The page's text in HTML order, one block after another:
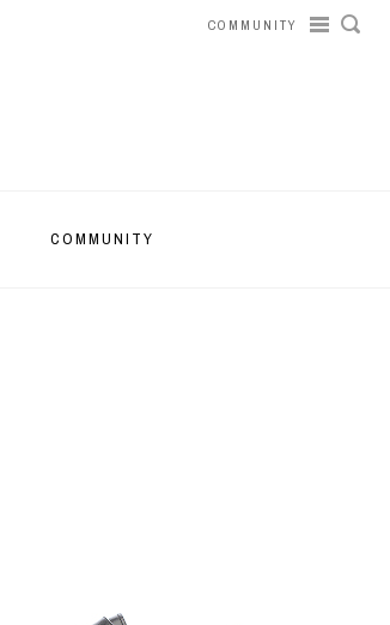
COMMUNITY
COMMUNITY